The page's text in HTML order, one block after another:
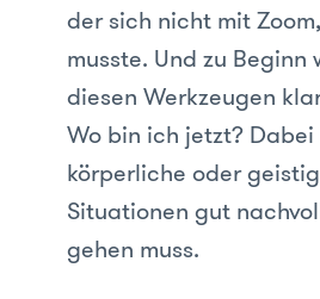
der sich nicht mit
musste. Und zu
diesen Werkzeugen
Wo bin ich jetzt?
körperliche oder
Situationen gut
gehen muss.